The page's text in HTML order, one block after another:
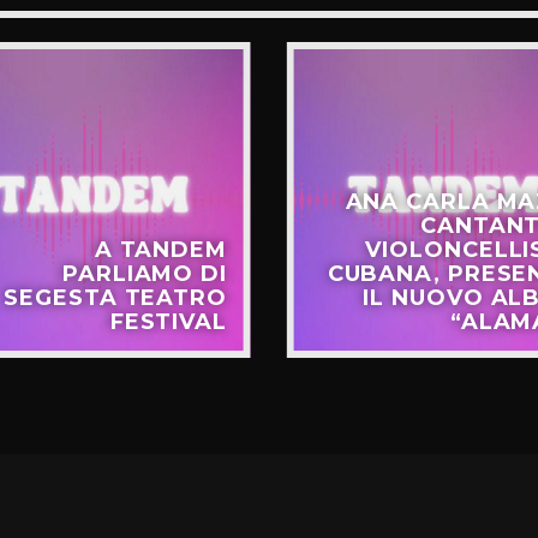
A TANDEM
PARLIAMO DI
SEGESTA TEATRO
FESTIVAL
ANA CARLA
CUBANA,
IL NUOVO